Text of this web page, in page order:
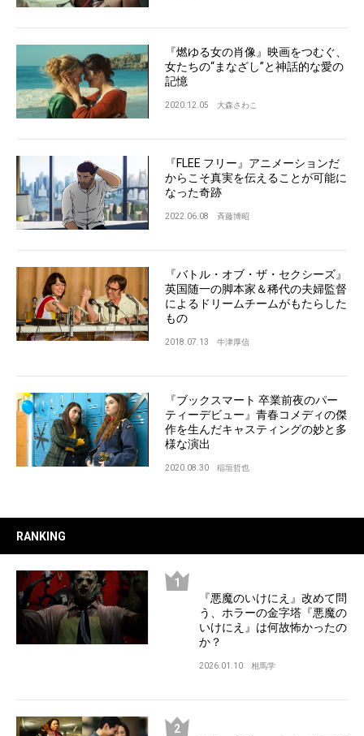
『燃ゆる女の肖像』映画をつむぐ、
女たちの“まなざし”と神話的な愛の
記憶
2020.12.05 大森さわこ
『FLEE フリー』アニメーションだ
からこそ真実を伝えることが可能に
なった奇跡
2022.06.08 斉藤博昭
『バトル・オブ・ザ・セクシーズ』
英国随一の脚本家＆稀代の夫婦監督
によるドリームチームがもたらした
もの
2018.07.13 牛津厚信
『ブックスマート 卒業前夜のパー
ティーデビュー』青春コメディの傑
作を生んだキャスティングの妙と多
様な演出
2020.08.30 稲垣哲也
RANKING
『悪魔のいけにえ』改めて問
う、ホラーの金字塔『悪魔の
いけにえ』は何故怖かったの
か？
2026.01.10 相馬学